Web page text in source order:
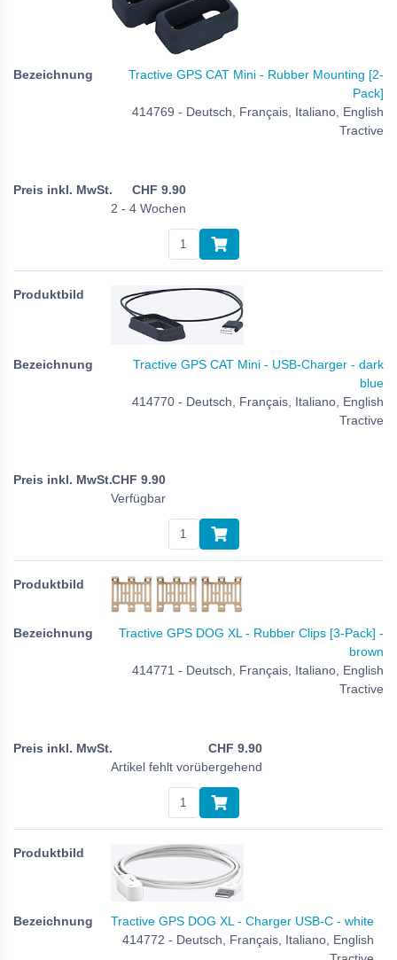
Tractive GPS CAT Mini - Rubber Mounting [2-
Pack]
414769 - Deutsch, Français, Italiano, English
Tractive
CHF 9.90
2 - 4 Wochen
Tractive GPS CAT Mini - USB-Charger - dark
blue
414770 - Deutsch, Français, Italiano, English
Tractive
CHF 9.90
Verfügbar
Tractive GPS DOG XL - Rubber Clips [3-Pack] -
brown
414771 - Deutsch, Français, Italiano, English
Tractive
CHF 9.90
Artikel fehlt vorübergehend
Tractive GPS DOG XL - Charger USB-C - white
414772 - Deutsch, Français, Italiano, English